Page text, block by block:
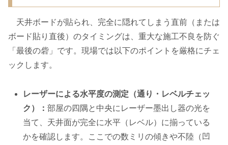
天井ボードが貼られ、完全に隠れてしまう直前（または
ボード貼り直後）のタイミングは、重大な施工不良を防ぐ
「最後の砦」です。現場では以下のポイントを厳格にチェ
ックします。
レーザーによる水平度の測定（通り・レベルチェッ
ク）：部屋の四隅と中央にレーザー墨出し器の光を
当て、天井面が完全に水平（レベル）に揃っている
かを確認します。ここでの数ミリの傾きや不陸（凹